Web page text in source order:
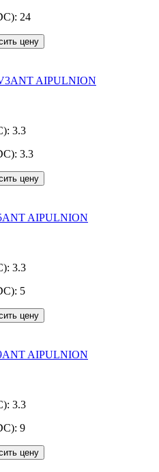
24
цену
AIPULNION
3.3
3.3
цену
AIPULNION
3.3
5
цену
AIPULNION
3.3
9
цену